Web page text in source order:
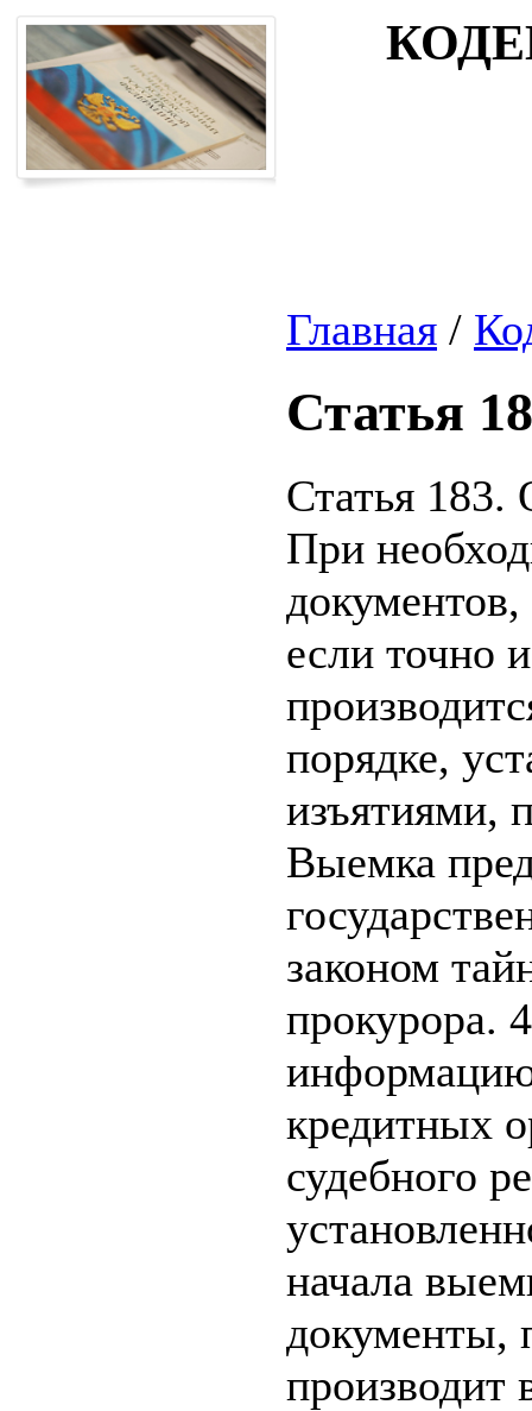
Главная /
Статья
Статья 183.
При
если точно
порядке,
изъятиями,
Выемка
законом
прокурора.
информацию
кредитных
судебного
начала
документы,
производит